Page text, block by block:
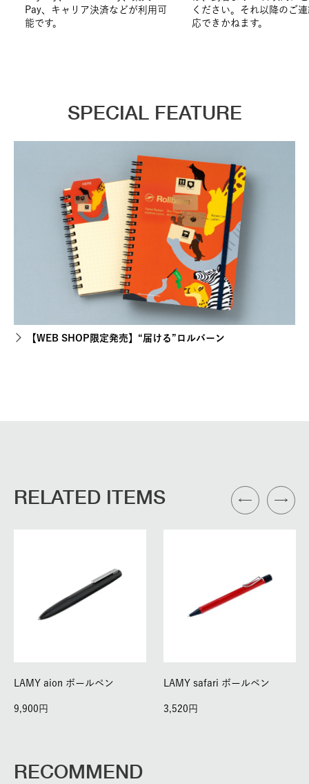
Pay、キャリア決済などが利用可
能です。
ください。それ以降のご
応できかねます。
SPECIAL FEATURE
【WEB SHOP限定発売】“届ける”ロルバーン
RELATED ITEMS
LAMY aion ボールペン
9,900
LAMY safari ボールペン
3,520
RECOMMEND